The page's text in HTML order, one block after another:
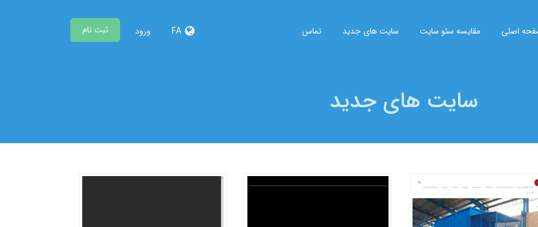
اصلی مقایسه سئو سایت سایت های جدید تماس FA ورود ثبت نام
سایت های جدید